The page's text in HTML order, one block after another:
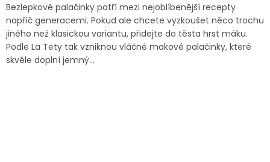
Bezlepkové palačinky patří mezi nejoblíbenější recepty
napříč generacemi. Pokud ale chcete vyzkoušet něco trochu
jiného než klasickou variantu, přidejte do těsta hrst máku.
Podle La Tety tak vzniknou vláčné makové palačinky, které
skvěle doplní jemný...